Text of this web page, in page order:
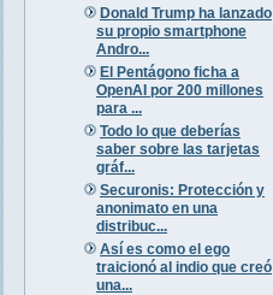
Donald Trump ha lanzado
su propio smartphone
Andro...
El Pentágono ficha a
OpenAI por 200 millones
para ...
Todo lo que deberías
saber sobre las tarjetas
gráf...
Securonis: Protección y
anonimato en una
distribuc...
Así es como el ego
traicionó al indio que creó
una...